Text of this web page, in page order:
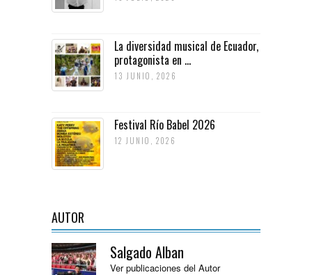
La diversidad musical de Ecuador,
protagonista en ...
13 JUNIO, 2026
Festival Río Babel 2026
12 JUNIO, 2026
AUTOR
Salgado Alban
Ver publicaciones del Autor